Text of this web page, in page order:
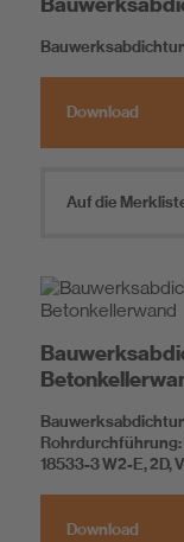
Download
Auf die
Rohrdurchführung:
18533-3 W2-E, 2D,
Download